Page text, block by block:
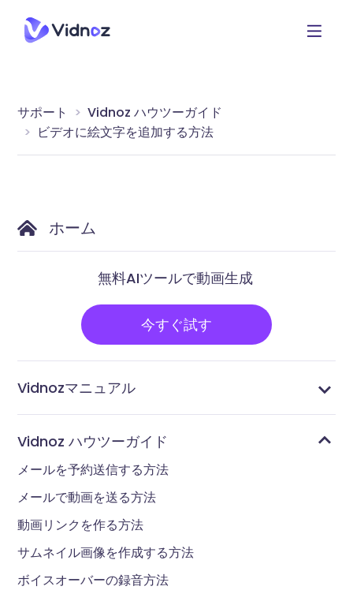
サポート
Vidnoz ハウツーガイド
ビデオに絵文字を追加する方法
ホーム
無料AIツールで動画生成
今すぐ試す
Vidnozマニュアル
Vidnoz ハウツーガイド
メールを予約送信する方法
メールで動画を送る方法
動画リンクを作る方法
サムネイル画像を作成する方法
ボイスオーバーの録音方法